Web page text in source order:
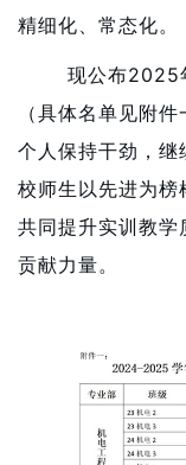
精细化、常态化。
现公布2025
（具体名单见附
个人保持干劲，继
校师生以先进为榜
共同提升实训教学
贡献力量。